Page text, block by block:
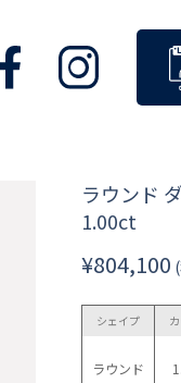
ラウンド
1.00ct
¥804,100
シェイプ
ラウンド